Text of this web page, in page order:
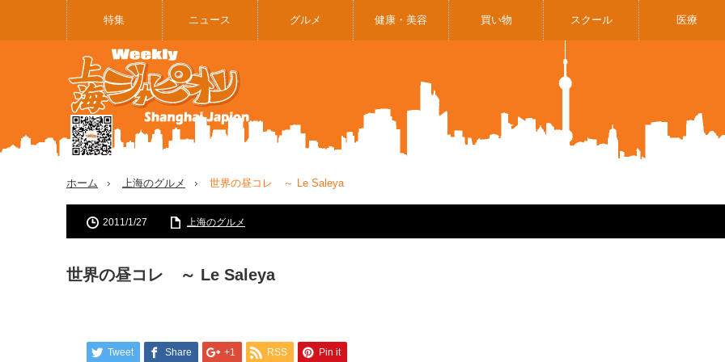
特集 ニュース グルメ 健康・美容 買い物 スクール 医療
ホーム 上海のグルメ 世界の昼コレ ～ Le Saleya
2011/1/27 上海のグルメ
世界の昼コレ ～ Le Saleya
Tweet Share +1 RSS Pin it